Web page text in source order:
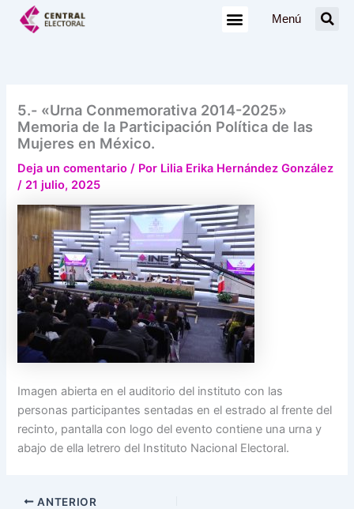
Menú
5.- «Urna Conmemorativa 2014-2025»
Memoria de la Participación Política de las
Mujeres en México.
Deja un comentario / Por Lilia Erika Hernández González
/ 21 julio, 2025
Imagen abierta en el auditorio del instituto con las
personas participantes sentadas en el estrado al frente del
recinto, pantalla con logo del evento contiene una urna y
abajo de ella letrero del Instituto Nacional Electoral.
ANTERIOR